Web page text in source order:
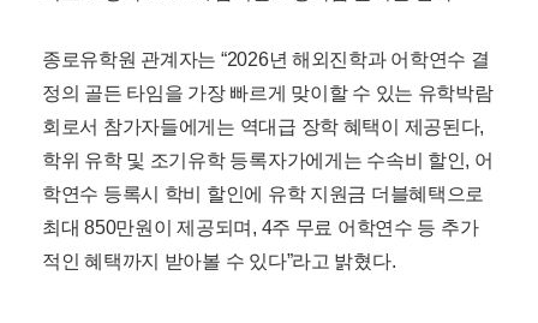
11시부터 다양한 주제로 진행되며, 현장에서도 선착순
으로 참가할 수 있다. 세미나를 활용하여 유학 계획의
기본 정보를 파악할 수도 있고, 2026 최신 입학 정보 및
트렌드에 맞는 프로그램 등 각자 상황에 맞는 유학을 위
한 팁과 노하우를 주제별로 참여할 수 있는 기회를 제공
한다.